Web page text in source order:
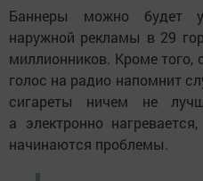
Баннеры можно будет
наружной рекламы в 29
миллионников. Кроме того,
голос на радио напомнит
сигареты ничем не
а электронно
начинаются проблемы.